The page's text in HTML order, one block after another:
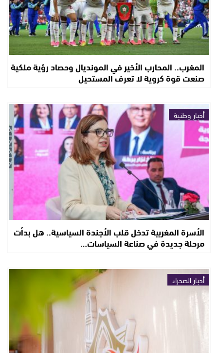
المغرب.. المحارب الأخير في المونديال وحصاد رؤية ملكية
صنعت قوة كروية لا تعرف المستحيل
أخبار وطنية
الأسرة المغربية تدخل قلب الأجندة السياسية.. هل بدأت
مرحلة جديدة في صناعة السياسات…
أخبار الصحراء